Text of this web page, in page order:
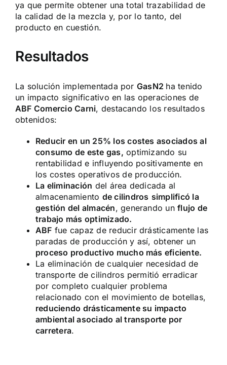
ya que permite obtener una total trazabilidad de
la calidad de la mezcla y, por lo tanto, del
producto en cuestión.
Resultados
La solución implementada por GasN2 ha tenido
un impacto significativo en las operaciones de
ABF Comercio Carni, destacando los resultados
obtenidos:
Reducir en un 25% los costes asociados al
consumo de este gas, optimizando su
rentabilidad e influyendo positivamente en
los costes operativos de producción.
La eliminación del área dedicada al
almacenamiento de cilindros simplificó la
gestión del almacén, generando unflujo de
trabajo más optimizado.
ABF fue capaz de reducir drásticamente las
paradas de producción y así, obtener un
proceso productivo mucho más eficiente.
La eliminación de cualquier necesidad de
transporte de cilindros permitió erradicar
por completo cualquier problema
relacionado con el movimiento de botellas,
reduciendo drásticamente su impacto
ambiental asociado al transporte por
carretera.